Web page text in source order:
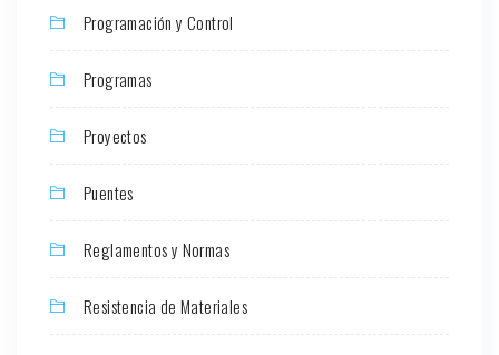
Programación y Control
Programas
Proyectos
Puentes
Reglamentos y Normas
Resistencia de Materiales